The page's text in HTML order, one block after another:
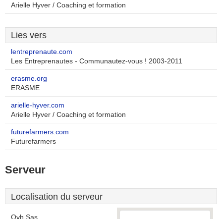
Arielle Hyver / Coaching et formation
Lies vers
lentreprenaute.com
Les Entreprenautes - Communautez-vous ! 2003-2011
erasme.org
ERASME
arielle-hyver.com
Arielle Hyver / Coaching et formation
futurefarmers.com
Futurefarmers
Serveur
Localisation du serveur
Ovh Sas